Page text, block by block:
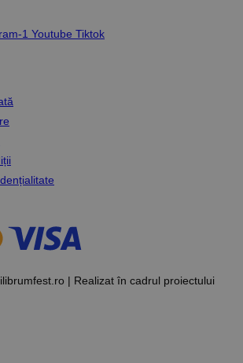
1 Youtube Tiktok
| Realizat în cadrul proiectului